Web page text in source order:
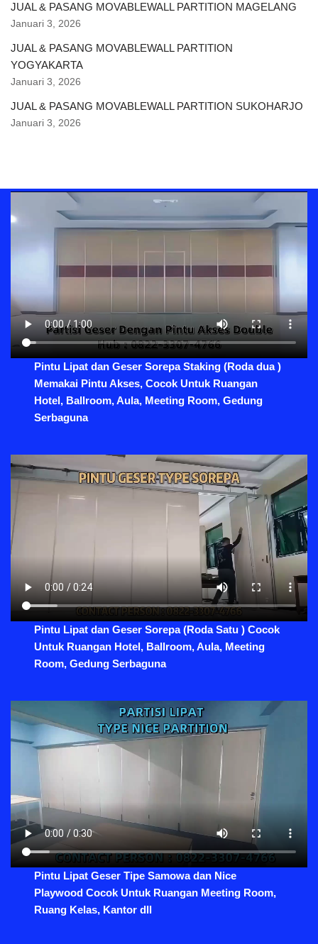
JUAL & PASANG MOVABLEWALL PARTITION MAGELANG
Januari 3, 2026
JUAL & PASANG MOVABLEWALL PARTITION
YOGYAKARTA
Januari 3, 2026
JUAL & PASANG MOVABLEWALL PARTITION SUKOHARJO
Januari 3, 2026
Pintu Lipat dan Geser Sorepa Staking (Roda dua )
Memakai Pintu Akses, Cocok Untuk Ruangan
Hotel, Ballroom, Aula, Meeting Room, Gedung
Serbaguna
Pintu Lipat dan Geser Sorepa (Roda Satu ) Cocok
Untuk Ruangan Hotel, Ballroom, Aula, Meeting
Room, Gedung Serbaguna
Pintu Lipat Geser Tipe Samowa dan Nice
Playwood Cocok Untuk Ruangan Meeting Room,
Ruang Kelas, Kantor dll